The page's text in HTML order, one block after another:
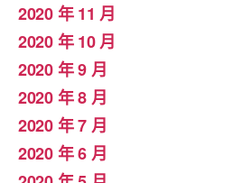
2020 年 11 月
2020 年 10 月
2020 年 9 月
2020 年 8 月
2020 年 7 月
2020 年 6 月